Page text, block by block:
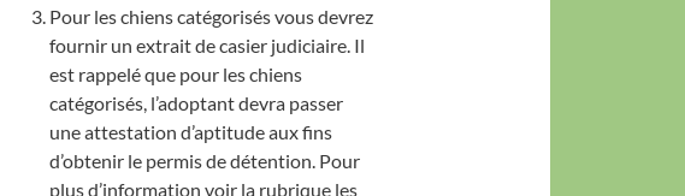
Pour les chiens catégorisés vous devrez
fournir un extrait de casier judiciaire. Il
est rappelé que pour les chiens
catégorisés, l’adoptant devra passer
une attestation d’aptitude aux fins
d’obtenir le permis de détention. Pour
plus d’information voir la rubrique les